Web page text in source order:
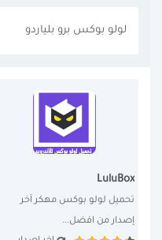
لولو بوكس برو بلياردو
LuluBox
تحميل لولو بوكس مهكر آخر
إصدار من افضل...